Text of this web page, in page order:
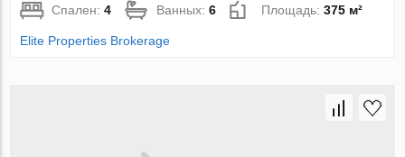
Спален:4 Ванных:6 Площадь:375 м²
Elite Properties Brokerage